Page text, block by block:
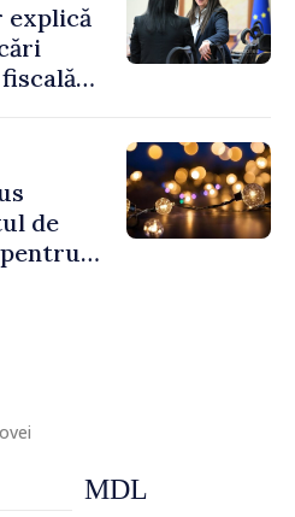
explică
de
MDL